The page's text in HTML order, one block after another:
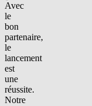
Avec
le
bon
partenaire,
le
lancement
est
une
réussite.
Notre